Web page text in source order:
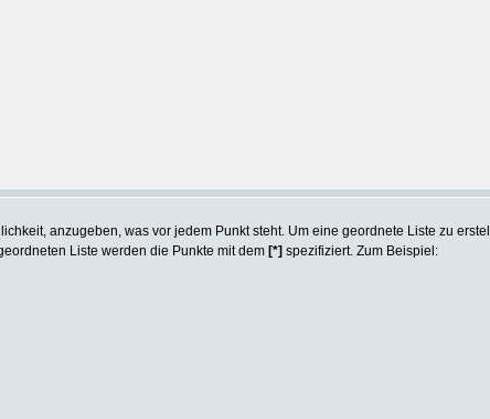
anzugeben, was vor jedem Punkt steht. Um eine geordnete Liste zu
Liste werden die Punkte mit dem [*] spezifiziert. Zum Beispiel: